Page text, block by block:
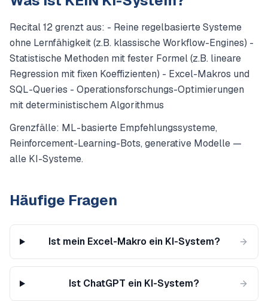
Recital 12 grenzt aus: - Reine regelbasierte Systeme
ohne Lernfähigkeit (z.B. klassische Workflow-Engines) -
Statistische Methoden mit fester Formel (z.B. lineare
Regression mit fixen Koeffizienten) - Excel-Makros und
SQL-Queries - Operationsforschungs-Optimierungen
mit deterministischem Algorithmus
Grenzfälle: ML-basierte Empfehlungssysteme,
Reinforcement-Learning-Bots, generative Modelle —
alle KI-Systeme.
Häufige Fragen
Ist mein Excel-Makro ein KI-System?
Ist ChatGPT ein KI-System?